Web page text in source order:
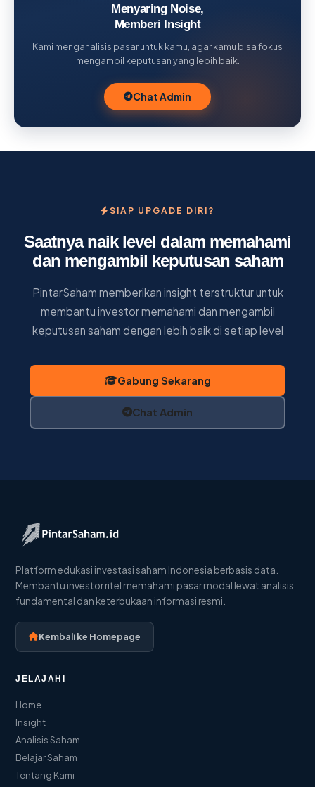
Menyaring Noise,
Memberi Insight
Kami menganalisis pasar untuk kamu, agar kamu bisa fokus
mengambil keputusan yang lebih baik.
Chat Admin
SIAP UPGADE DIRI?
Saatnya naik level dalam memahami
dan mengambil keputusan saham
PintarSaham memberikan insight terstruktur untuk
membantu investor memahami dan mengambil
keputusan saham dengan lebih baik di setiap level
Gabung Sekarang
Chat Admin
Platform edukasi investasi saham Indonesia berbasis data.
Membantu investor ritel memahami pasar modal lewat analisis
fundamental dan keterbukaan informasi resmi.
Kembali ke Homepage
JELAJAHI
Home
Insight
Analisis Saham
Belajar Saham
Tentang Kami